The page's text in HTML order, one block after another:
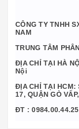
CÔNG TY TNHH
NAM
TRUNG TÂM
ĐỊA CHỈ TẠI HÀ
Nội
ĐỊA CHỈ TẠI HCM:
17, QUẬN GÒ
ĐT :